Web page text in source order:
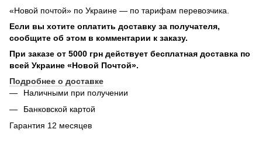
«Новой почтой» по Украине — по тарифам перевозчика.
Если вы хотите оплатить доставку за получателя,
сообщите об этом в комментарии к заказу.
При заказе от 5000 грн действует бесплатная доставка по
всей Украине «Новой Почтой».
Подробнее о доставке
Наличными при получении
Банковской картой
Гарантия 12 месяцев